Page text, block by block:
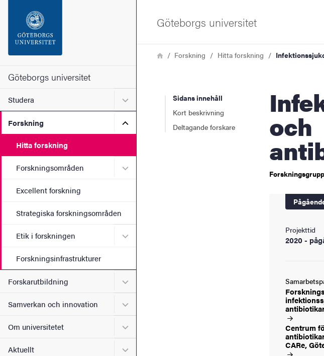
Sidfoten
Om webbplatsen
Göteborgs universitet
Studera Undermeny för Studera
Forskning Undermeny för Forskning
Hitta forskning
Forskningsområden Undermeny för Forskningsområden
Excellent forskning
Strategiska forskningsområden
Etik i forskningen Undermeny för Etik i forskningen
Forskningsinfrastrukturer
Forskarutbildning Undermeny för Forskarutbildning
Samverkan och innovation Undermeny för Samverkan och innovation
Om universitetet Undermeny för Om universitetet
Aktuellt Undermeny för Aktuellt
Göteborgs universitet
LänkstigHemForskning Hitta forskning
Sidans innehåll
Kort beskrivning
Deltagande forskare
Infektionssjukdomar
och
Forskningsgrupp
Projekttid
2020 -
Centrum
CARe,